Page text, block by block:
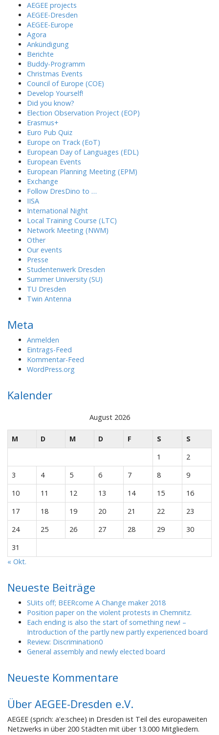
AEGEE projects
AEGEE-Dresden
AEGEE-Europe
Agora
Ankündigung
Berichte
Buddy-Programm
Christmas Events
Council of Europe (COE)
Develop Yourself!
Did you know?
Election Observation Project (EOP)
Erasmus+
Euro Pub Quiz
Europe on Track (EoT)
European Day of Languages (EDL)
European Events
European Planning Meeting (EPM)
Exchange
Follow DresDino to …
IISA
International Night
Local Training Course (LTC)
Network Meeting (NWM)
Other
Our events
Presse
Studentenwerk Dresden
Summer University (SU)
TU Dresden
Twin Antenna
Meta
Anmelden
Eintrags-Feed
Kommentar-Feed
WordPress.org
Kalender
August 2026
M D M D F S
S
1
2
3
4 5 6 7 8
9
10
11 12 13 14 15
16
17
18 19 20 21 22
23
24
25 26 27 28 29
30
31
« Okt.
Neueste Beiträge
SUits off; BEERcome A Change maker 2018
Position paper on the violent protests in Chemnitz.
Each ending is also the start of something new! –
Introduction of the partly new partly experienced board
Review: Discrimination0
General assembly and newly elected board
Neueste Kommentare
Über AEGEE-Dresden e.V.
AEGEE (sprich: a'e:schee) in Dresden ist Teil des europaweiten
Netzwerks in über 200 Städten mit über 13.000 Mitgliedern.